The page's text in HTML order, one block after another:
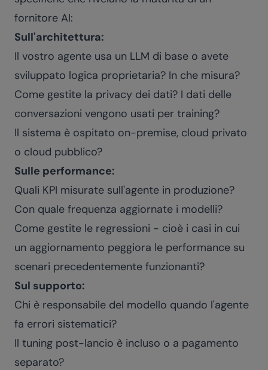
fornitore AI:
Sull'architettura:
Il vostro agente usa un LLM di base o avete
sviluppato logica proprietaria? In che misura?
Come gestite la privacy dei dati? I dati delle
conversazioni vengono usati per training?
Il sistema è ospitato on-premise, cloud privato
o cloud pubblico?
Sulle performance:
Quali KPI misurate sull'agente in produzione?
Con quale frequenza aggiornate i modelli?
Come gestite le regressioni - cioè i casi in cui
un aggiornamento peggiora le performance su
scenari precedentemente funzionanti?
Sul supporto:
Chi è responsabile del modello quando l'agente
fa errori sistematici?
Il tuning post-lancio è incluso o a pagamento
separato?